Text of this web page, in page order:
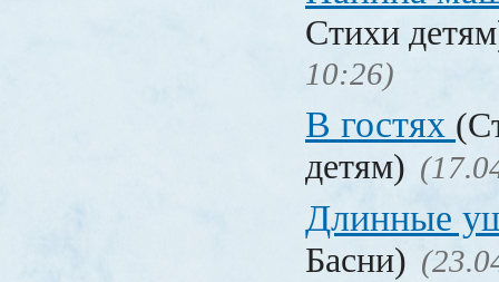
Стихи
10:26)
В гостях
детям)
Длинные
Басни)